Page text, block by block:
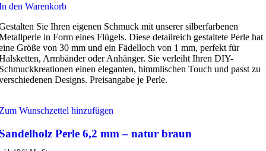
den Warenkorb
Sie Ihren eigenen Schmuck mit unserer silberfarbenen
in Form eines Flügels. Diese detailreich gestaltete Perle hat
Größe von 30 mm und ein Fädelloch von 1 mm, perfekt für
Armbänder oder Anhänger. Sie verleiht Ihren DIY-
einen eleganten, himmlischen Touch und passt zu
Designs. Preisangabe je Perle.
Wunschzettel hinzufügen
Perle 6,2 mm – natur braun